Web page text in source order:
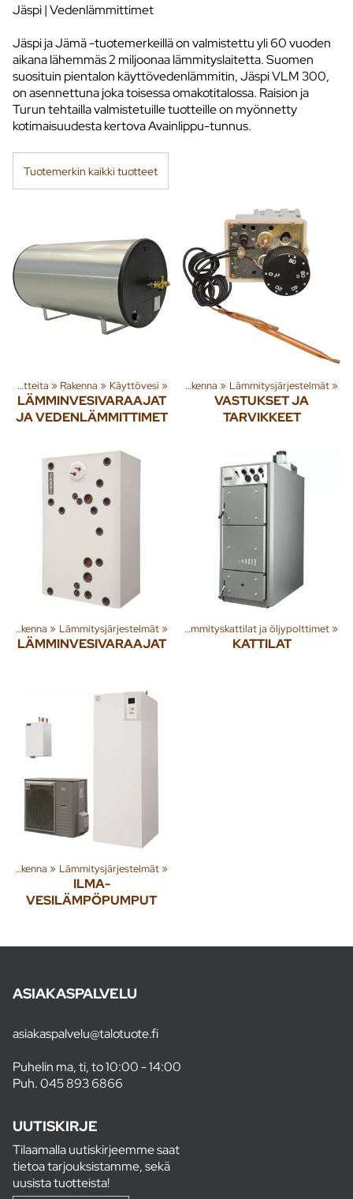
Jäspi | Vedenlämmittimet
Jäspi ja Jämä -tuotemerkeillä on valmistettu yli 60 vuoden
aikana lähemmäs 2 miljoonaa lämmityslaitetta. Suomen
suosituin pientalon käyttövedenlämmitin, Jäspi VLM 300,
on asennettuna joka toisessa omakotitalossa. Raision ja
Turun tehtailla valmistetuille tuotteille on myönnetty
kotimaisuudesta kertova Avainlippu-tunnus.
Tuotemerkin kaikki tuotteet
Tuoteryhmiä ja tuotteita ‪» Rakenna ‪» Käyttövesi ‪»
LÄMMINVESIVARAAJAT
JA VEDENLÄMMITTIMET
Tuoteryhmiä ja tuotteita Rakenna ‪» Lämmitysjärjestelmät‪»
VASTUKSET JA
TARVIKKEET
Rakenna ‪» Lämmitysjärjestelmät‪»
LÄMMINVESIVARAAJAT
Rakenna ‪» Lämmitysjärjestelmät Lämmityskattilat ja öljypolttimet‪»
KATTILAT
Rakenna ‪» Lämmitysjärjestelmät‪»
ILMA-
VESILÄMPÖPUMPUT
ASIAKASPALVELU
asiakaspalvelu@talotuote.fi
Puhelin ma, ti, to 10:00 - 14:00
Puh.045 893 6866
UUTISKIRJE
Tilaamalla uutiskirjeemme saat
tietoa tarjouksistamme, sekä
uusista tuotteista!